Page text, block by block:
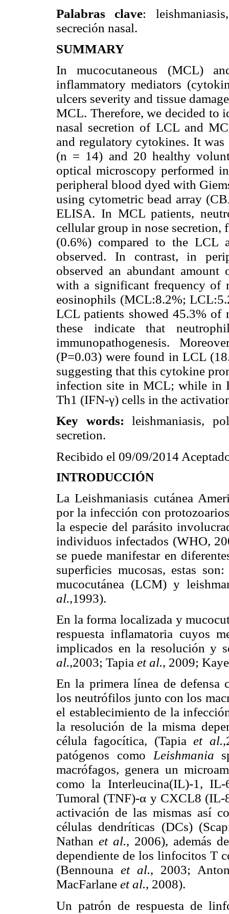
Palabras clave:
secreción nasal.
SUMMARY
In mucocutaneous (MCL)
inflammatory mediators
ulcers severity and tissue
MCL. Therefore, we decided to
nasal secretion of LCL and
and regulatory cytokines. It
(n = 14) and 20 healthy
optical microscopy performed
peripheral blood dyed with
using cytometric bead array
ELISA. In MCL patients,
cellular group in nose
(0.6%) compared to the LCL
observed. In contrast, in
observed an abundant
with a significant frequency of
eosinophils (MCL:8.2%;
LCL patients showed 45.3%
these indicate that
immunopathogenesis.
(P=0.03) were found in LCL
suggesting that this cytokine
infection site in MCL; while in
Th1 (IFN-γ) cells in the
Key words:leishmaniasis,
secretion.
Recibido el 09/09/2014
INTRODUCCIÓN
La Leishmaniasis cutánea
por la infección con
la especie del parásito
individuos infectados (WHO,
se puede manifestar en
superficies mucosas, estas
mucocutánea (LCM) y
al.,1993).
En la forma localizada y
respuesta inflamatoria cuyos
implicados en la resolución y
al.,2003; Tapia et al., 2009;
En la primera línea de defensa
los neutrófilos junto con los
el establecimiento de la
la resolución de la misma
célula fagocítica, (Tapiaet al.
patógenos como Leishmania
macrófagos, genera un
como la Interleucina(IL)-1,
Tumoral (TNF)-α y CXCL8
activación de las mismas así
células dendríticas (DCs)
Nathan et al., 2006), además
dependiente de los linfocitos T
(Bennouna et al., 2003;
MacFarlane et al., 2008).
Un patrón de respuesta de